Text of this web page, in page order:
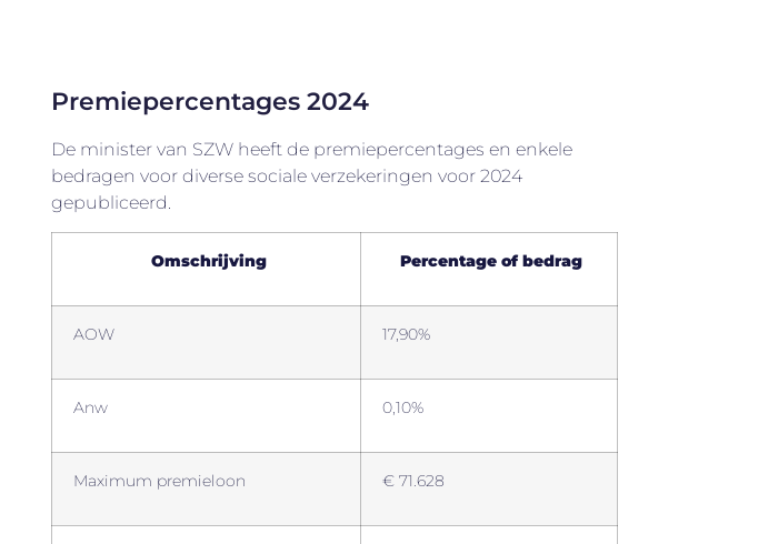
Premiepercentages 2024
De minister van SZW heeft de premiepercentages en enkele
bedragen voor diverse sociale verzekeringen voor 2024
gepubliceerd.
Omschrijving Percentage of bedrag
AOW 17,90%
Anw 0,10%
Maximum premieloon € 71.628